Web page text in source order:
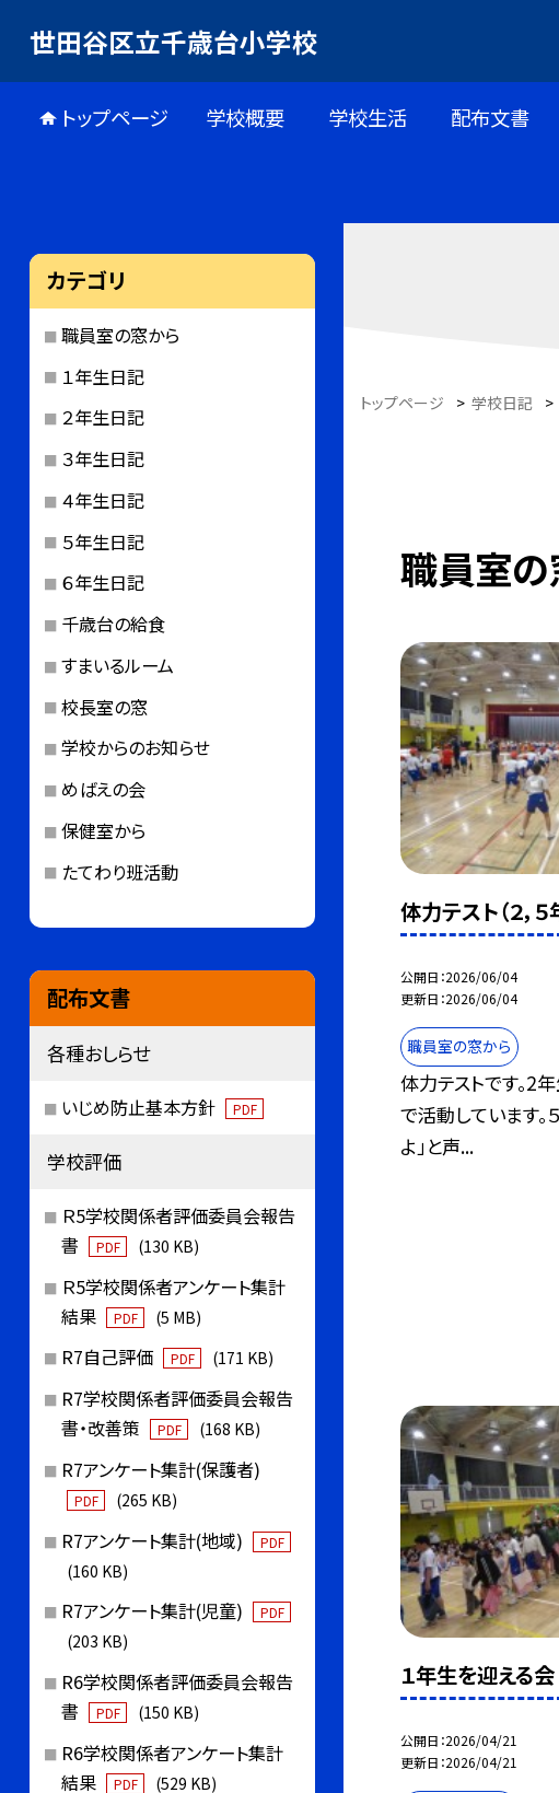
世田谷区立千歳台小学校
トップページ 学校概要 学校生活 配布文書
トップページ > 学校日記 >
職員室の
体力テスト（２，５
公開日 2026/06/04
更新日 2026/06/04
職員室の窓から
体力テストです。2
で活動しています。
よ」と声...
１年生を迎える会
公開日 2026/04/21
更新日 2026/04/21
カテゴリ
職員室の窓から
１年生日記
２年生日記
３年生日記
４年生日記
５年生日記
６年生日記
千歳台の給食
すまいるルーム
校長室の窓
学校からのお知らせ
めばえの会
保健室から
たてわり班活動
配布文書
各種おしらせ
いじめ防止基本方針 PDF
学校評価
Ｒ5学校関係者評価委員会報告
書
PDF (130 KB)
Ｒ5学校関係者アンケート集計
結果
PDF (5 MB)
R7自己評価 PDF (171 KB)
R7学校関係者評価委員会報告
書・改善策
PDF (168 KB)
R7アンケート集計(保護者)
PDF (265 KB)
R7アンケート集計(地域) PDF
(160 KB)
R7アンケート集計(児童) PDF
(203 KB)
R6学校関係者評価委員会報告
書
PDF (150 KB)
R6学校関係者アンケート集計
結果
PDF (529 KB)